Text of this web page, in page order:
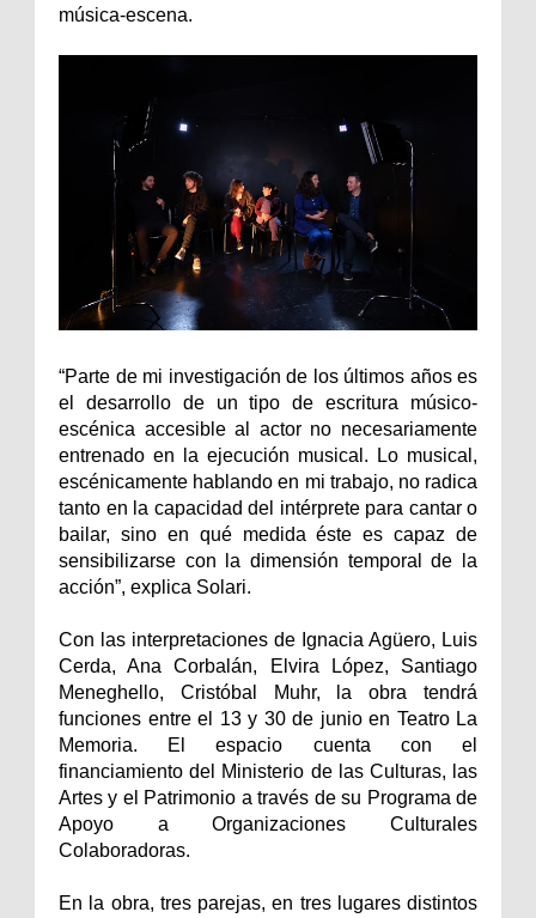
música-escena.
“Parte de mi investigación de los últimos años es
el desarrollo de un tipo de escritura músico-
escénica accesible al actor no necesariamente
entrenado en la ejecución musical. Lo musical,
escénicamente hablando en mi trabajo, no radica
tanto en la capacidad del intérprete para cantar o
bailar, sino en qué medida éste es capaz de
sensibilizarse con la dimensión temporal de la
acción”, explica Solari.
Con las interpretaciones de Ignacia Agüero, Luis
Cerda, Ana Corbalán, Elvira López, Santiago
Meneghello, Cristóbal Muhr, la obra tendrá
funciones entre el 13 y 30 de junio en Teatro La
Memoria. El espacio cuenta con el
financiamiento del Ministerio de las Culturas, las
Artes y el Patrimonio a través de su Programa de
Apoyo a Organizaciones Culturales
Colaboradoras.
En la obra, tres parejas, en tres lugares distintos